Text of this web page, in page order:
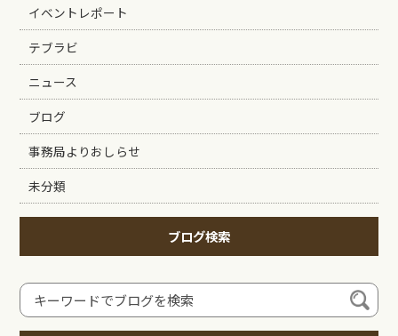
イベントレポート
テブラビ
ニュース
ブログ
事務局よりおしらせ
未分類
ブログ検索